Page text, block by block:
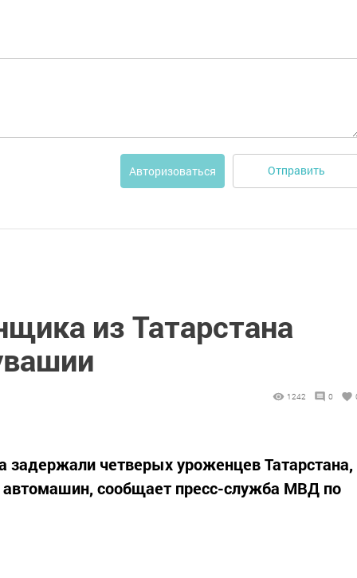
Авторизоваться Отправить
из Татарстана
1242 0
задержали четверых уроженцев Татарстана,
автомашин, сообщает пресс-служба МВД по